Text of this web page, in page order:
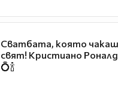
Сватбата, която
свят! Кристиано
💍🍾